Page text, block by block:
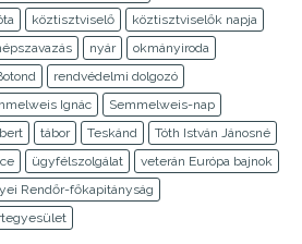
köztisztviselő
köztisztviselők napja
nyár
okmányiroda
rendvédelmi dolgozó
Ignác
Semmelweis-nap
tábor Teskánd
Tóth István Jánosné
ügyfélszolgálat
veterán Európa bajnok
Rendőr-főkapitányság